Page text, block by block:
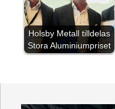
Holsby Metall tilldelas
Stora Aluminiumpriset